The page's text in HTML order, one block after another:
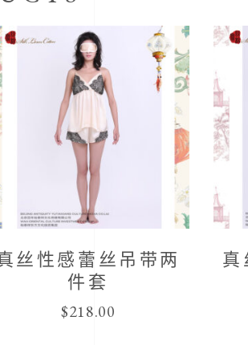
丝性感蕾丝吊带两
件套
$218.00
真